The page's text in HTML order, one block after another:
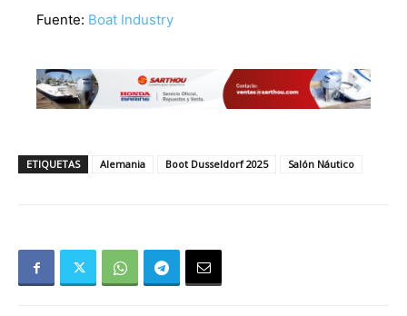
Fuente: Boat Industry
ETIQUETAS Alemania Boot Dusseldorf 2025 Salón Náutico